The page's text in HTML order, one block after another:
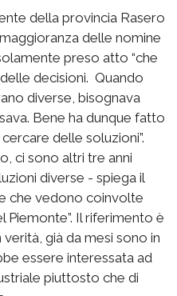
della provincia Rasero
delle nomine
preso atto “che
decisioni. Quando
diverse, bisognava
Bene ha dunque fatto
delle soluzioni”.
ci sono altri tre anni
diverse - spiega il
che vedono coinvolte
Piemonte”. Il riferimento è
già da mesi sono in
essere interessata ad
piuttosto che di